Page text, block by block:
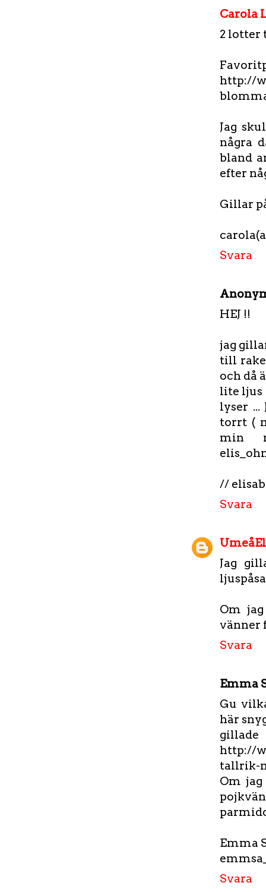
Carola
2 lotter
http://
Jag
några
bland
efter
Gillar
Svara
HEJ !!
jag
till
och då
lite ljus
lyser
torrt (
min
//
Svara
Jag
Om
vänner
Svara
Emma
Gu
här
http://
tallrik-
Om
Emma
Svara